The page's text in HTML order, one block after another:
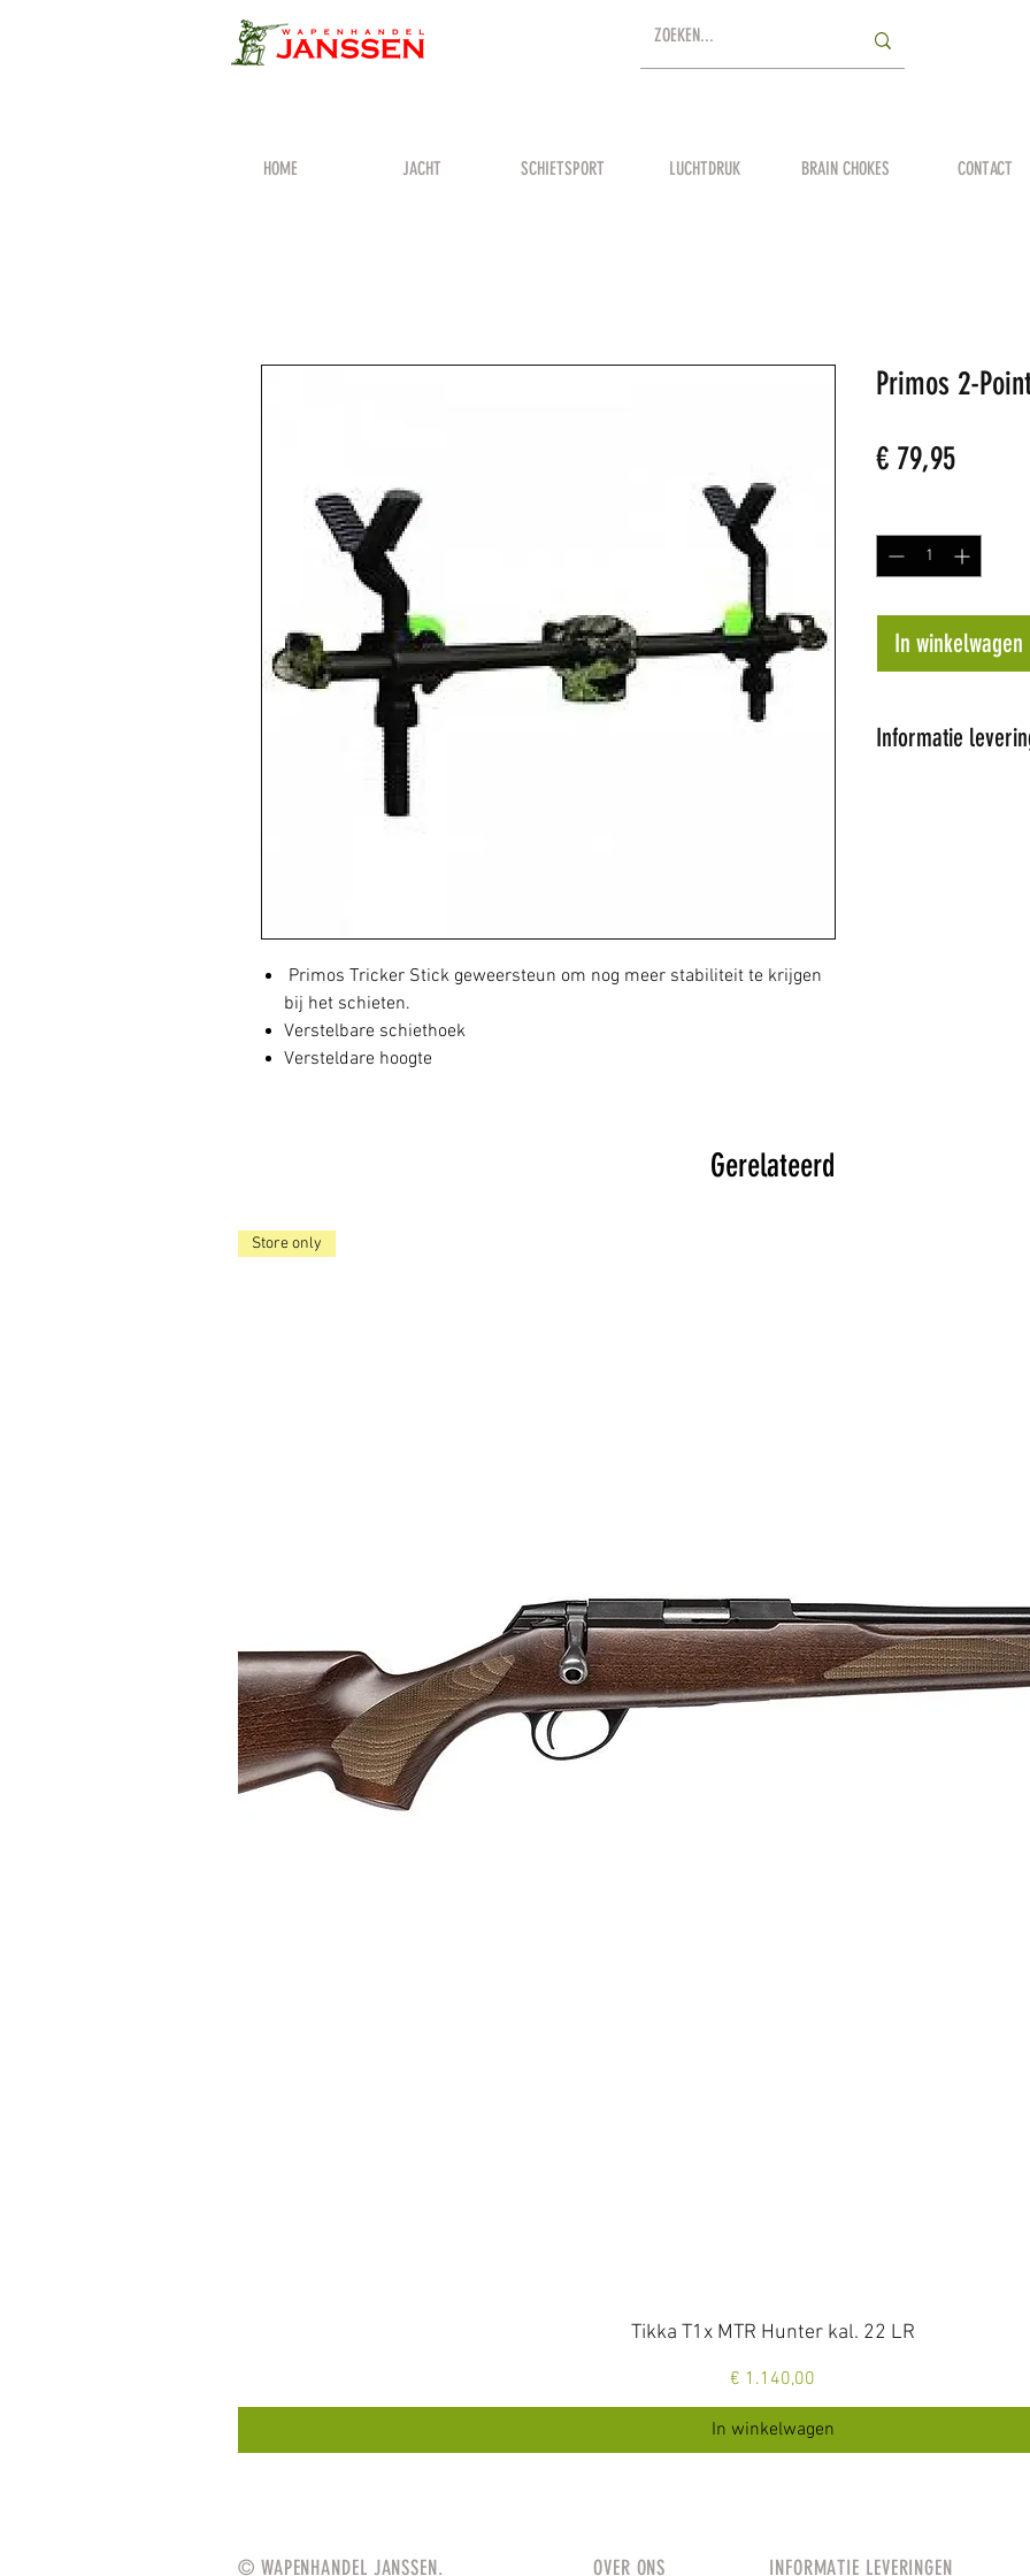
HOME JACHT SCHIETSPORT LUCHTDRUK BRAIN CHOKES CONTACT
Primos Tricker Stick geweersteun om nog meer stabiliteit te krijgen
bij het schieten.
Verstelbare schiethoek
Versteldare hoogte
Primos 2-
€ 79,95Prijs
In winkelwagen
Informatie
Gerelateerd
Snel overzicht
Store only
Tikka T1x MTR Hunter kal. 22 LR
Prijs
€ 1.140,00
In winkelwagen
© WAPENHANDEL JANSSEN. OVER ONS INFORMATIE LEVERINGEN